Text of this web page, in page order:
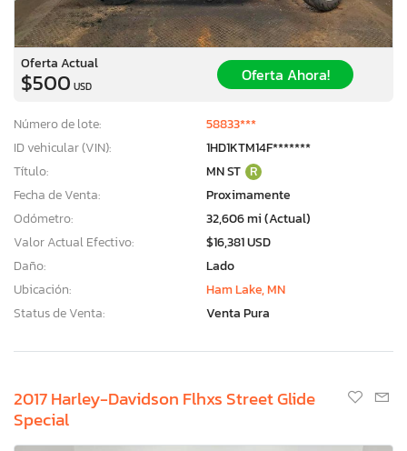
Oferta Actual
$500 USD
Oferta Ahora!
Número de lote:
58833***
ID vehicular (VIN):
1HD1KTM14F*******
Título:
MN ST R
Fecha de Venta:
Proximamente
Odómetro:
32,606 mi (Actual)
Valor Actual Efectivo:
$16,381 USD
Daño:
Lado
Ubicación:
Ham Lake, MN
Status de Venta:
Venta Pura
2017 Harley-Davidson Flhxs Street Glide
Special